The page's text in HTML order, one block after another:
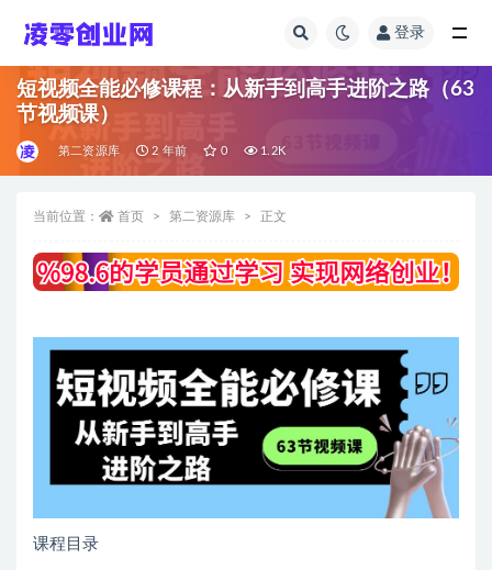
登录
短视频全能必修课程：从新手到高手进阶之路（63
节视频课）
第二资源库 2 年前 0 1.2K
当前位置： 首页 第二资源库 正文
课程目录